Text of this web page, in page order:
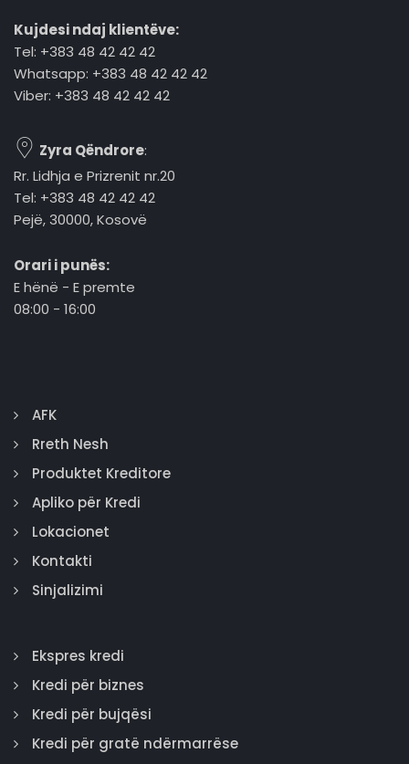
Kujdesi ndaj klientëve:
Tel: +383 48 42 42 42
Whatsapp: +383 48 42 42 42
Viber: +383 48 42 42 42
Zyra Qëndrore:
Rr. Lidhja e Prizrenit nr.20
Tel: +383 48 42 42 42
Pejë, 30000, Kosovë
Orari i punës:
E hënë - E premte
08:00 - 16:00
AFK
Rreth Nesh
Produktet Kreditore
Apliko për Kredi
Lokacionet
Kontakti
Sinjalizimi
Ekspres kredi
Kredi për biznes
Kredi për bujqësi
Kredi për gratë ndërmarrëse